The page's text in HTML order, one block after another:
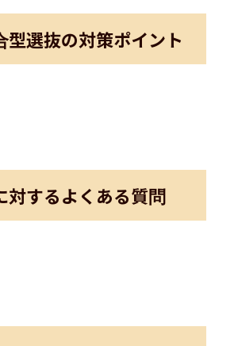
型選抜の対策ポイント
対するよくある質問